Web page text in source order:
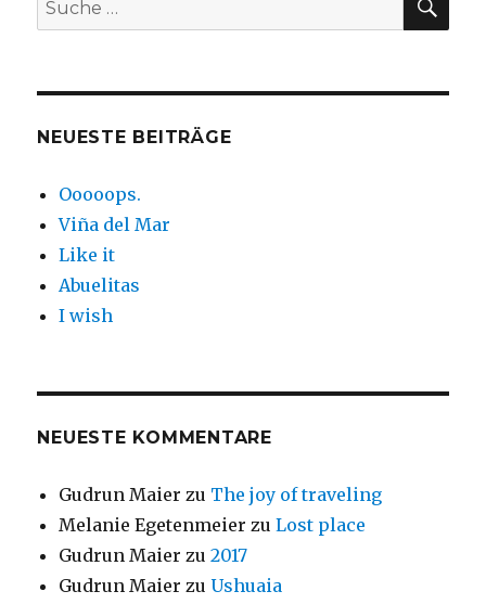
nach:
NEUESTE BEITRÄGE
Ooooops.
Viña del Mar
Like it
Abuelitas
I wish
NEUESTE KOMMENTARE
Gudrun Maier zu The joy of traveling
Melanie Egetenmeier zuLost place
Gudrun Maier zu2017
Gudrun Maier zuUshuaia